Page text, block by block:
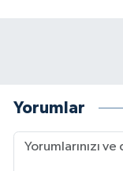
Yorumlar